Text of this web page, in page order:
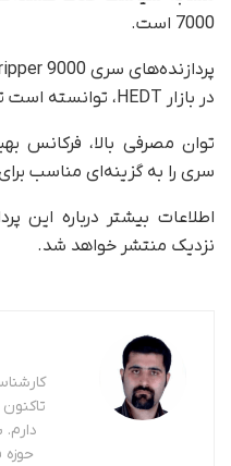
7000 است.
در بازار HEDT، توانسته است توجه زیادی را به خود جلب کند.
توان مصرفی بالا، فرکانس
سری را به گزینه‌ای مناسب
اطلاعات بیشتر درباره این
نزدیک منتشر خواهد شد.